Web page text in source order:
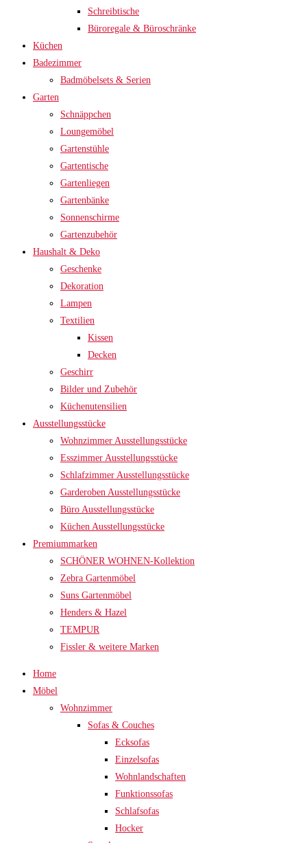
Schreibtische
Büroregale & Büroschränke
Küchen
Badezimmer
Badmöbelsets & Serien
Garten
Schnäppchen
Loungemöbel
Gartenstühle
Gartentische
Gartenliegen
Gartenbänke
Sonnenschirme
Gartenzubehör
Haushalt & Deko
Geschenke
Dekoration
Lampen
Textilien
Kissen
Decken
Geschirr
Bilder und Zubehör
Küchenutensilien
Ausstellungsstücke
Wohnzimmer Ausstellungsstücke
Esszimmer Ausstellungsstücke
Schlafzimmer Ausstellungsstücke
Garderoben Ausstellungsstücke
Büro Ausstellungsstücke
Küchen Ausstellungsstücke
Premiummarken
SCHÖNER WOHNEN-Kollektion
Zebra Gartenmöbel
Suns Gartenmöbel
Henders & Hazel
TEMPUR
Fissler & weitere Marken
Home
Möbel
Wohnzimmer
Sofas & Couches
Ecksofas
Einzelsofas
Wohnlandschaften
Funktionssofas
Schlafsofas
Hocker